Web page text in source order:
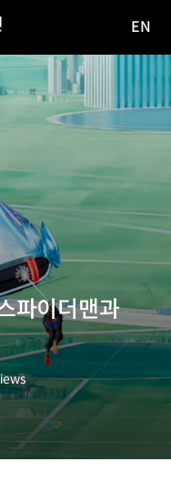
사이
이동
EN
파이더맨과